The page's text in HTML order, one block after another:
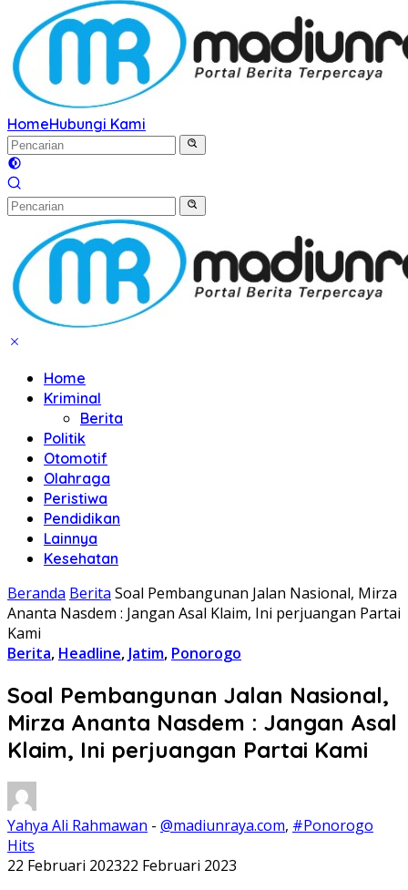
HomeHubungi Kami
Home
Kriminal
Berita
Politik
Otomotif
Olahraga
Peristiwa
Pendidikan
Lainnya
Kesehatan
Beranda Berita Soal Pembangunan Jalan Nasional, Mirza
Ananta Nasdem : Jangan Asal Klaim, Ini perjuangan Partai
Kami
Berita, Headline, Jatim, Ponorogo
Soal Pembangunan Jalan Nasional,
Mirza Ananta Nasdem : Jangan Asal
Klaim, Ini perjuangan Partai Kami
Yahya Ali Rahmawan - @madiunraya.com, #Ponorogo
Hits
22 Februari 202322 Februari 2023